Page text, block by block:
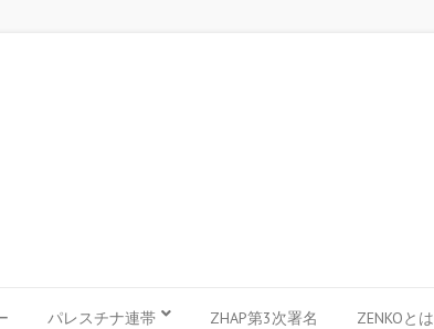
パレスチナ連帯 ZHAP第3次署名 ZENKOとは